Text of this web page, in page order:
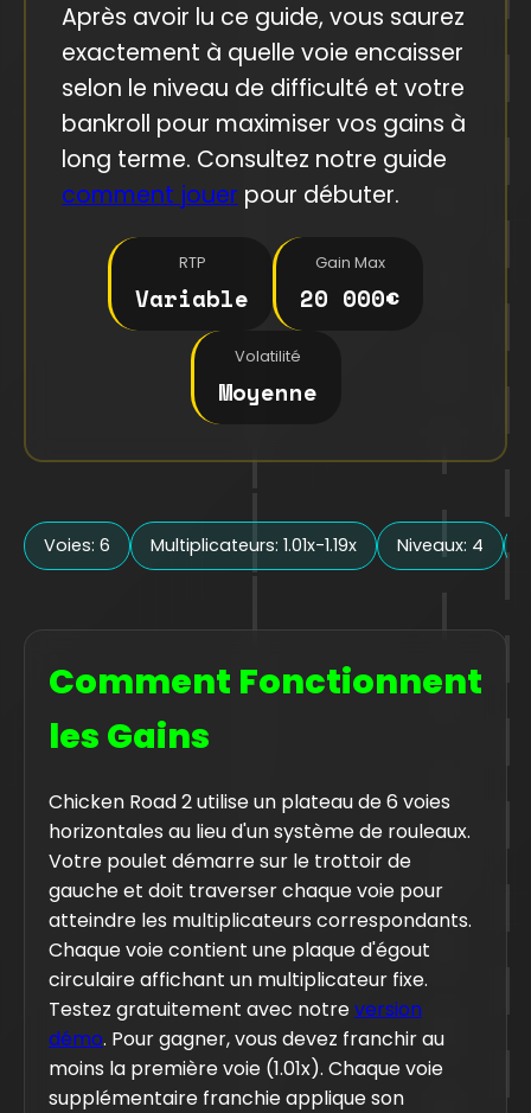
Après avoir lu ce guide, vous saurez
exactement à quelle voie encaisser
selon le niveau de difficulté et votre
bankroll pour maximiser vos gains à
long terme. Consultez notre guide
comment jouer pour débuter.
RTP
Variable
Gain Max
20 000€
Volatilité
Moyenne
Voies: 6 Multiplicateurs: 1.01x-1.19x Niveaux: 4
Comment Fonctionnent
les Gains
Chicken Road 2 utilise un plateau de 6 voies
horizontales au lieu d'un système de rouleaux.
Votre poulet démarre sur le trottoir de
gauche et doit traverser chaque voie pour
atteindre les multiplicateurs correspondants.
Chaque voie contient une plaque d'égout
circulaire affichant un multiplicateur fixe.
Testez gratuitement avec notreversion
démo. Pour gagner, vous devez franchir au
moins la première voie (1.01x). Chaque voie
supplémentaire franchie applique son